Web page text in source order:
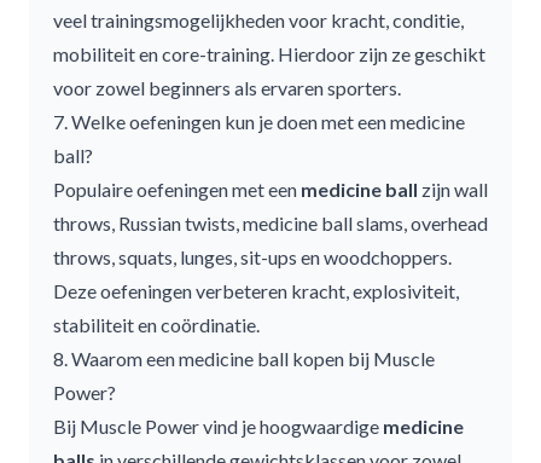
veel trainingsmogelijkheden voor kracht, conditie,
mobiliteit en core-training. Hierdoor zijn ze geschikt
voor zowel beginners als ervaren sporters.
7. Welke oefeningen kun je doen met een medicine
ball?
Populaire oefeningen met een medicine ball zijn wall
throws, Russian twists, medicine ball slams, overhead
throws, squats, lunges, sit-ups en woodchoppers.
Deze oefeningen verbeteren kracht, explosiviteit,
stabiliteit en coördinatie.
8. Waarom een medicine ball kopen bij Muscle
Power?
Bij Muscle Power vind je hoogwaardige medicine